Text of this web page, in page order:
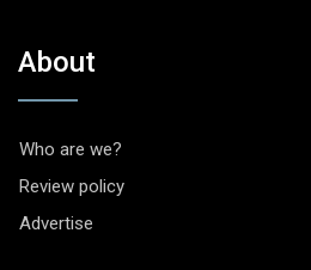
About
Who are we?
Review policy
Advertise